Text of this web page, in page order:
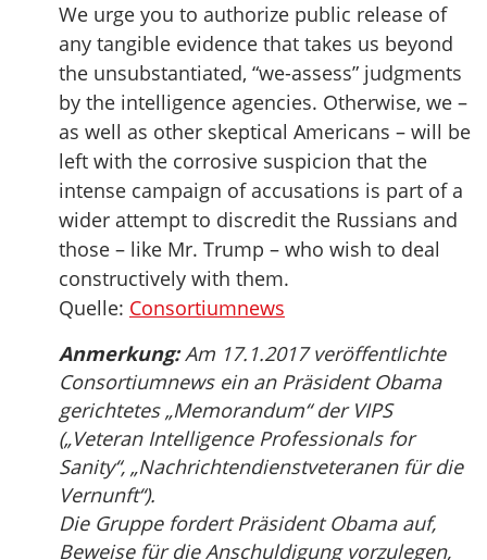
We urge you to authorize public release of
any tangible evidence that takes us beyond
the unsubstantiated, “we-assess” judgments
by the intelligence agencies. Otherwise, we –
as well as other skeptical Americans – will be
left with the corrosive suspicion that the
intense campaign of accusations is part of a
wider attempt to discredit the Russians and
those – like Mr. Trump – who wish to deal
constructively with them.
Quelle: Consortiumnews
Anmerkung:Am 17.1.2017 veröffentlichte
Consortiumnews ein an Präsident Obama
gerichtetes „Memorandum“ der VIPS
(„Veteran Intelligence Professionals for
Sanity“, „Nachrichtendienstveteranen für die
Vernunft“).
Die Gruppe fordert Präsident Obama auf,
Beweise für die Anschuldigung vorzulegen,